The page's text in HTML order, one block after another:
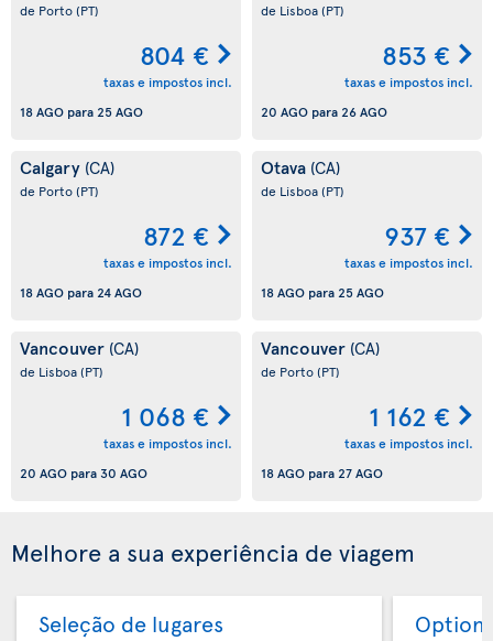
de Porto(PT)
804 €
taxas e impostos incl.
18 AGO para25 AGO
de Lisboa(PT)
853 €
taxas e impostos incl.
20 AGO para26 AGO
Calgary (CA)
de Porto(PT)
872 €
taxas e impostos incl.
18 AGO para24 AGO
Otava (CA)
de Lisboa(PT)
937 €
taxas e impostos incl.
18 AGO para25 AGO
Vancouver (CA)
de Lisboa(PT)
1 068 €
taxas e impostos incl.
20 AGO para 30 AGO
Vancouver (CA)
de Porto(PT)
1 162 €
taxas e impostos incl.
18 AGO para27 AGO
Melhore a sua experiência de viagem
Seleção de lugares Option